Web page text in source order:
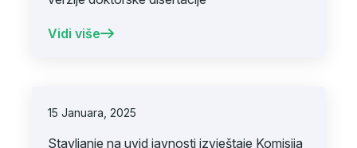
Vidi više
15 Januara, 2025
Stavljanje na uvid javnosti izvještaje Komisija